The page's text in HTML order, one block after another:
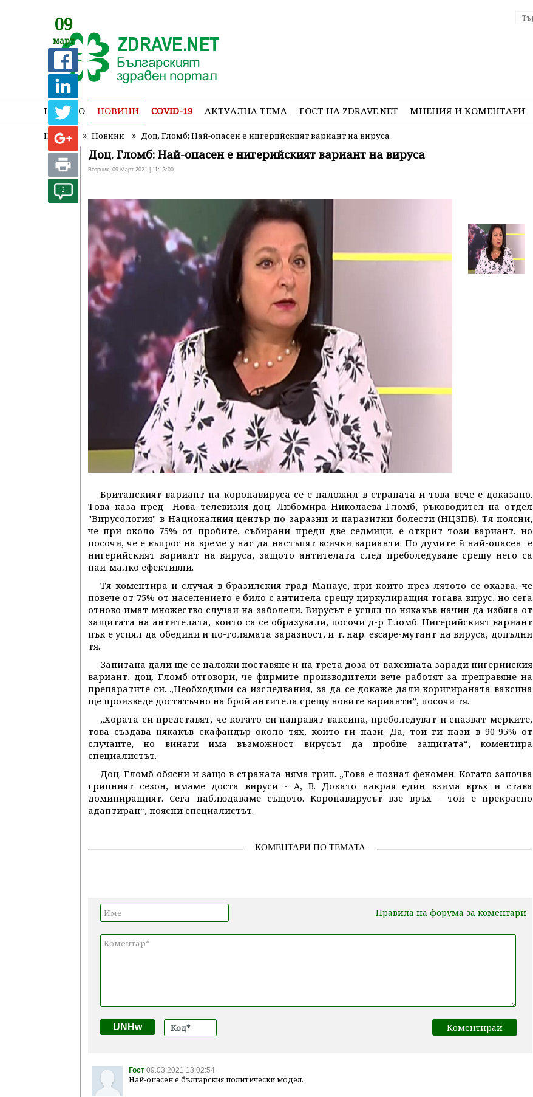
НАЧАЛО НОВИНИ COVID-19 АКТУАЛНА ТЕМА ГОСТ НА ZDRAVE.NET МНЕНИЯ И КОМЕНТАРИ
Начало » Новини » Доц. Гломб: Най-опасен е нигерийският вариант на вируса
09
март
2
Доц. Гломб: Най-опасен е нигерийският вариант на вируса
Вторник, 09 Март 2021 | 11:13:00
Британският вариант на коронавируса се е наложил в страната и това вече е доказано.
Това каза пред Нова телевизия доц. Любомира Николаева-Гломб, ръководител на отдел
"Вирусология" в Националния център по заразни и паразитни болести (НЦЗПБ). Тя поясни,
че при около 75% от пробите, събирани преди две седмици, е открит този вариант, но
посочи, че е въпрос на време у нас да настъпят всички варианти. По думите й най-опасен е
нигерийският вариант на вируса, защото антителата след преболедуване срещу него са
най-малко ефективни.
Тя коментира и случая в бразилския град Манаус, при който през лятото се оказва, че
повече от 75% от населението е било с антитела срещу циркулиращия тогава вирус, но сега
отново имат множество случаи на заболели. Вирусът е успял по някакъв начин да избяга от
защитата на антителата, които са се образували, посочи д-р Гломб. Нигерийският вариант
пък е успял да обедини и по-голямата заразност, и т. нар. escape-мутант на вируса, допълни
тя.
Запитана дали ще се наложи поставяне и на трета доза от ваксината заради нигерийския
вариант, доц. Гломб отговори, че фирмите производители вече работят за преправяне на
препаратите си. „Необходими са изследвания, за да се докаже дали коригираната ваксина
ще произведе достатъчно на брой антитела срещу новите варианти”, посочи тя.
„Хората си представят, че когато си направят ваксина, преболедуват и спазват мерките,
това създава някакъв скафандър около тях, който ги пази. Да, той ги пази в 90-95% от
случаите, но винаги има възможност вирусът да пробие защитата“, коментира
специалистът.
Доц. Гломб обясни и защо в страната няма грип. „Това е познат феномен. Когато започва
грипният сезон, имаме доста вируси - A, B. Докато накрая един взима връх и става
доминиращият. Сега наблюдаваме същото. Коронавирусът взе връх - той е прекрасно
адаптиран“, поясни специалистът.
КОМЕНТАРИ ПО ТЕМАТА
Правила на форума за коментари
UNHw
Гост 09.03.2021 13:02:54
Най-опасен е българския политически модел.